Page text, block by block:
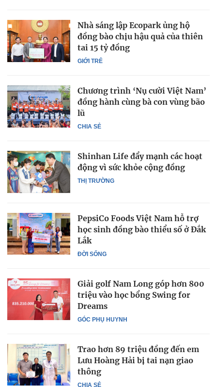
GIỚI TRẺ
Nhà sáng lập Ecopark ủng hộ
đồng bào chịu hậu quả của thiên
tai 15 tỷ đồng
CHIA SẺ
Chương trình ‘Nụ cười Việt Nam’
đồng hành cùng bà con vùng bão
lũ
THỊ TRƯỜNG
Shinhan Life đẩy mạnh các hoạt
động vì sức khỏe cộng đồng
ĐỜI SỐNG
PepsiCo Foods Việt Nam hỗ trợ
học sinh đồng bào thiểu số ở Đắk
Lắk
GÓC PHỤ HUYNH
Giải golf Nam Long góp hơn 800
triệu vào học bổng Swing for
Dreams
CHIA SẺ
Trao hơn 89 triệu đồng đến em
Lưu Hoàng Hải bị tai nạn giao
thông